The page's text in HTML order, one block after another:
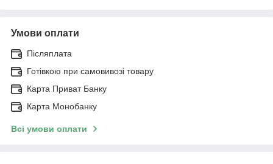
Умови оплати
Післяплата
Готівкою при самовивозі товару
Карта Приват Банку
Карта Монобанку
Всі умови оплати